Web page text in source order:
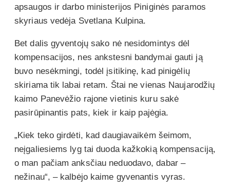
apsaugos ir darbo ministerijos Piniginės paramos
skyriaus vedėja Svetlana Kulpina.
Bet dalis gyventojų sako nė nesidomintys dėl
kompensacijos, nes ankstesni bandymai gauti ją
buvo nesėkmingi, todėl įsitikinę, kad pinigėlių
skiriama tik labai retam. Štai ne vienas Naujarodžių
kaimo Panevėžio rajone vietinis kuru sakė
pasirūpinantis pats, kiek ir kaip pajėgia.
„Kiek teko girdėti, kad daugiavaikėm šeimom,
neįgaliesiems lyg tai duoda kažkokią kompensaciją,
o man pačiam anksčiau neduodavo, dabar –
nežinau“, – kalbėjo kaime gyvenantis vyras.